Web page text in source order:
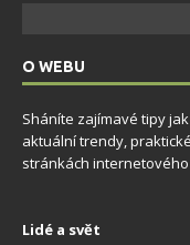
O WEBU
Sháníte zajímavé tipy
aktuální trendy,
stránkách
Lidé a svět